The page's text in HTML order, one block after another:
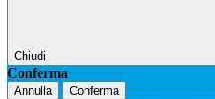
Chiudi
Conferma
Annulla Conferma